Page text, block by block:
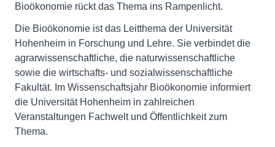
Bioökonomie rückt das Thema ins Rampenlicht.
Die Bioökonomie ist das Leitthema der Universität
Hohenheim in Forschung und Lehre. Sie verbindet die
agrarwissenschaftliche, die naturwissenschaftliche
sowie die wirtschafts- und sozialwissenschaftliche
Fakultät. Im Wissenschaftsjahr Bioökonomie informiert
die Universität Hohenheim in zahlreichen
Veranstaltungen Fachwelt und Öffentlichkeit zum
Thema.